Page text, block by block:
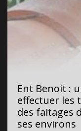
Ent Benoit :
effectuer les
des faitages
ses environs